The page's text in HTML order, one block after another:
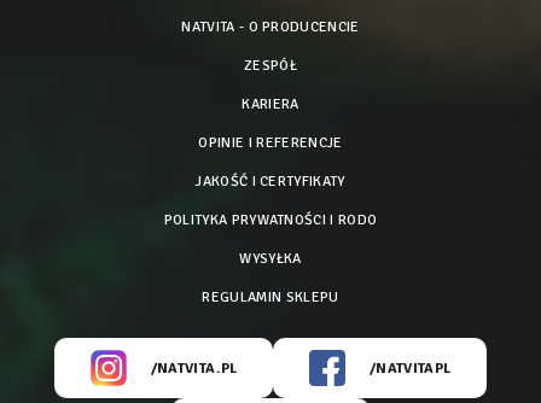
NATVITA - O PRODUCENCIE
ZESPÓŁ
KARIERA
OPINIE I REFERENCJE
JAKOŚĆ I CERTYFIKATY
POLITYKA PRYWATNOŚCI I RODO
WYSYŁKA
REGULAMIN SKLEPU
/NATVITA.PL /NATVITAPL